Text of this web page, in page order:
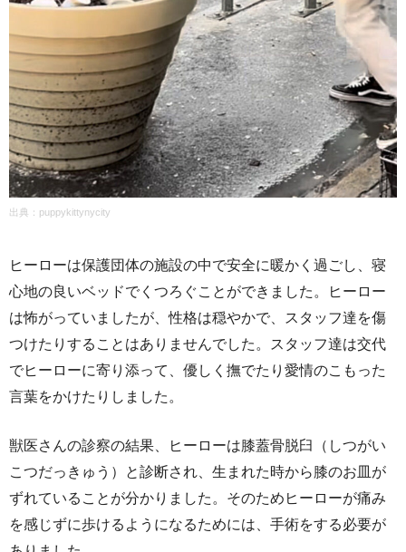
出典： puppykittynycity
ヒーローは保護団体の施設の中で安全に暖かく過ごし、寝
心地の良いベッドでくつろぐことができました。ヒーロー
は怖がっていましたが、性格は穏やかで、スタッフ達を傷
つけたりすることはありませんでした。スタッフ達は交代
でヒーローに寄り添って、優しく撫でたり愛情のこもった
言葉をかけたりしました。
獣医さんの診察の結果、ヒーローは膝蓋骨脱臼（しつがい
こつだっきゅう）と診断され、生まれた時から膝のお皿が
ずれていることが分かりました。そのためヒーローが痛み
を感じずに歩けるようになるためには、手術をする必要が